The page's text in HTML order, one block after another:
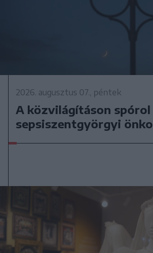
2026. augusztus 07., péntek
A közvilágításon spórol
sepsiszentgyörgyi